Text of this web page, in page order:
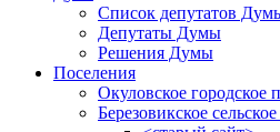
Список депутатов
Депутаты Думы
Решения Думы
Поселения
Окуловское городское
Березовикское